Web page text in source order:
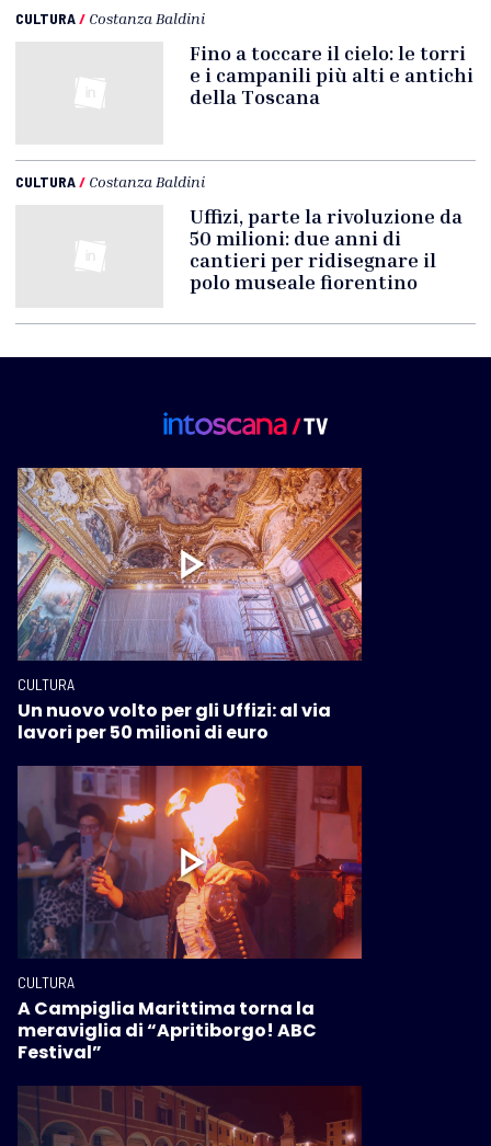
CULTURA/ Costanza Baldini
Fino a toccare il cielo: le torri
e i campanili più alti e antichi
della Toscana
CULTURA/ Costanza Baldini
Uffizi, parte la rivoluzione da
50 milioni: due anni di
cantieri per ridisegnare il
polo museale fiorentino
CULTURA
Un nuovo volto per gli Uffizi: al via
lavori per 50 milioni di euro
CULTURA
A Campiglia Marittima torna la
meraviglia di “Apritiborgo! ABC
Festival”